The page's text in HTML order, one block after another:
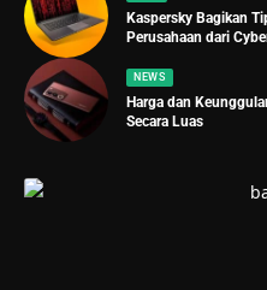
Kaspersky Bagikan
Perusahaan dari
NEWS
Harga dan
Secara Luas